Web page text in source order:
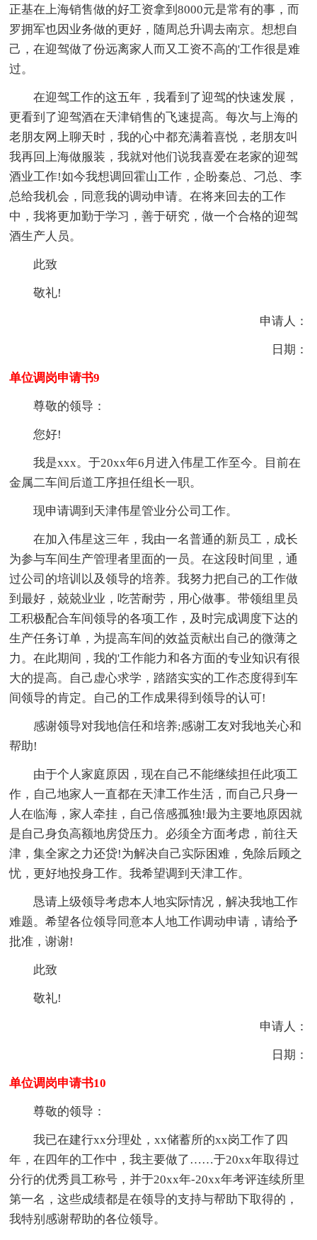
正基在上海销售做的好工资拿到8000元是常有的事，而
罗拥军也因业务做的更好，随周总升调去南京。想想自
己，在迎驾做了份远离家人而又工资不高的'工作很是难
过。
在迎驾工作的这五年，我看到了迎驾的快速发展，
更看到了迎驾酒在天津销售的飞速提高。每次与上海的
老朋友网上聊天时，我的心中都充满着喜悦，老朋友叫
我再回上海做服装，我就对他们说我喜爱在老家的迎驾
酒业工作!如今我想调回霍山工作，企盼秦总、刁总、李
总给我机会，同意我的调动申请。在将来回去的工作
中，我将更加勤于学习，善于研究，做一个合格的迎驾
酒生产人员。
此致
敬礼!
申请人：
日期：
单位调岗申请书9
尊敬的领导：
您好!
我是xxx。于20xx年6月进入伟星工作至今。目前在
金属二车间后道工序担任组长一职。
现申请调到天津伟星管业分公司工作。
在加入伟星这三年，我由一名普通的新员工，成长
为参与车间生产管理者里面的一员。在这段时间里，通
过公司的培训以及领导的培养。我努力把自己的工作做
到最好，兢兢业业，吃苦耐劳，用心做事。带领组里员
工积极配合车间领导的各项工作，及时完成调度下达的
生产任务订单，为提高车间的效益贡献出自己的微薄之
力。在此期间，我的'工作能力和各方面的专业知识有很
大的提高。自己虚心求学，踏踏实实的工作态度得到车
间领导的肯定。自己的工作成果得到领导的认可!
感谢领导对我地信任和培养;感谢工友对我地关心和
帮助!
由于个人家庭原因，现在自己不能继续担任此项工
作，自己地家人一直都在天津工作生活，而自己只身一
人在临海，家人牵挂，自己倍感孤独!最为主要地原因就
是自己身负高额地房贷压力。必须全方面考虑，前往天
津，集全家之力还贷!为解决自己实际困难，免除后顾之
忧，更好地投身工作。我希望调到天津工作。
恳请上级领导考虑本人地实际情况，解决我地工作
难题。希望各位领导同意本人地工作调动申请，请给予
批准，谢谢!
此致
敬礼!
申请人：
日期：
单位调岗申请书10
尊敬的领导：
我已在建行xx分理处，xx储蓄所的xx岗工作了四
年，在四年的工作中，我主要做了……于20xx年取得过
分行的优秀員工称号，并于20xx年-20xx年考评连续所里
第一名，这些成绩都是在领导的支持与帮助下取得的，
我特别感谢帮助的各位领导。